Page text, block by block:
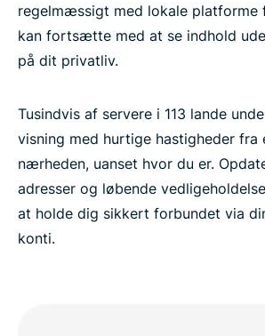
regelmæssigt med lokale platforme
kan fortsætte med at se indhold
på dit privatliv.
Tusindvis af servere i 113 lande
visning med hurtige hastigheder fra
nærheden, uanset hvor du er.
adresser og løbende
at holde dig sikkert forbundet via
konti.